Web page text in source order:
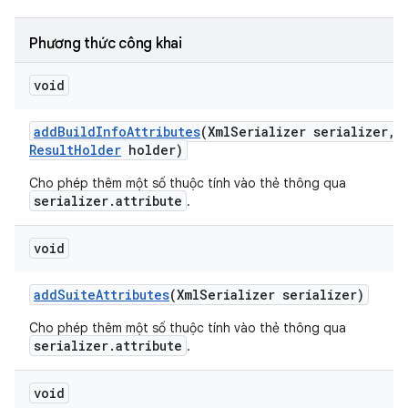
Phương thức công khai
void
addBuildInfoAttributes(XmlSerializer serializer,
ResultHolder holder)
Cho phép thêm một số thuộc tính vào thẻ thông qua
serializer.attribute .
void
addSuiteAttributes(XmlSerializer serializer)
Cho phép thêm một số thuộc tính vào thẻ thông qua
serializer.attribute .
void